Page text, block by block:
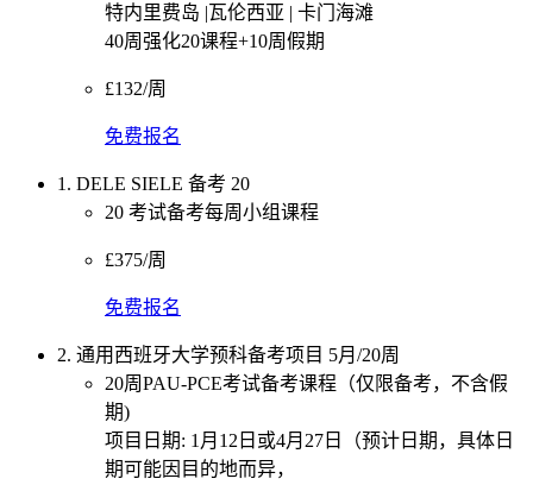
特内里费岛 |瓦伦西亚 | 卡门海滩
40周强化20课程+10周假期
£132/周
免费报名
1. DELE SIELE 备考 20
20 考试备考每周小组课程
£375/周
免费报名
2. 通用西班牙大学预科备考项目 5月/20周
20周PAU-PCE考试备考课程（仅限备考，不含假
期)
项目日期: 1月12日或4月27日（预计日期，具体日
期可能因目的地而异，